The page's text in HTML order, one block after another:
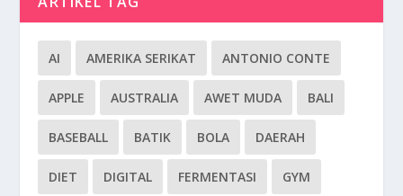
AI AMERIKA SERIKAT ANTONIO CONTE
APPLE AUSTRALIA AWET MUDA BALI
BASEBALL BATIK BOLA DAERAH
DIET DIGITAL FERMENTASI GYM